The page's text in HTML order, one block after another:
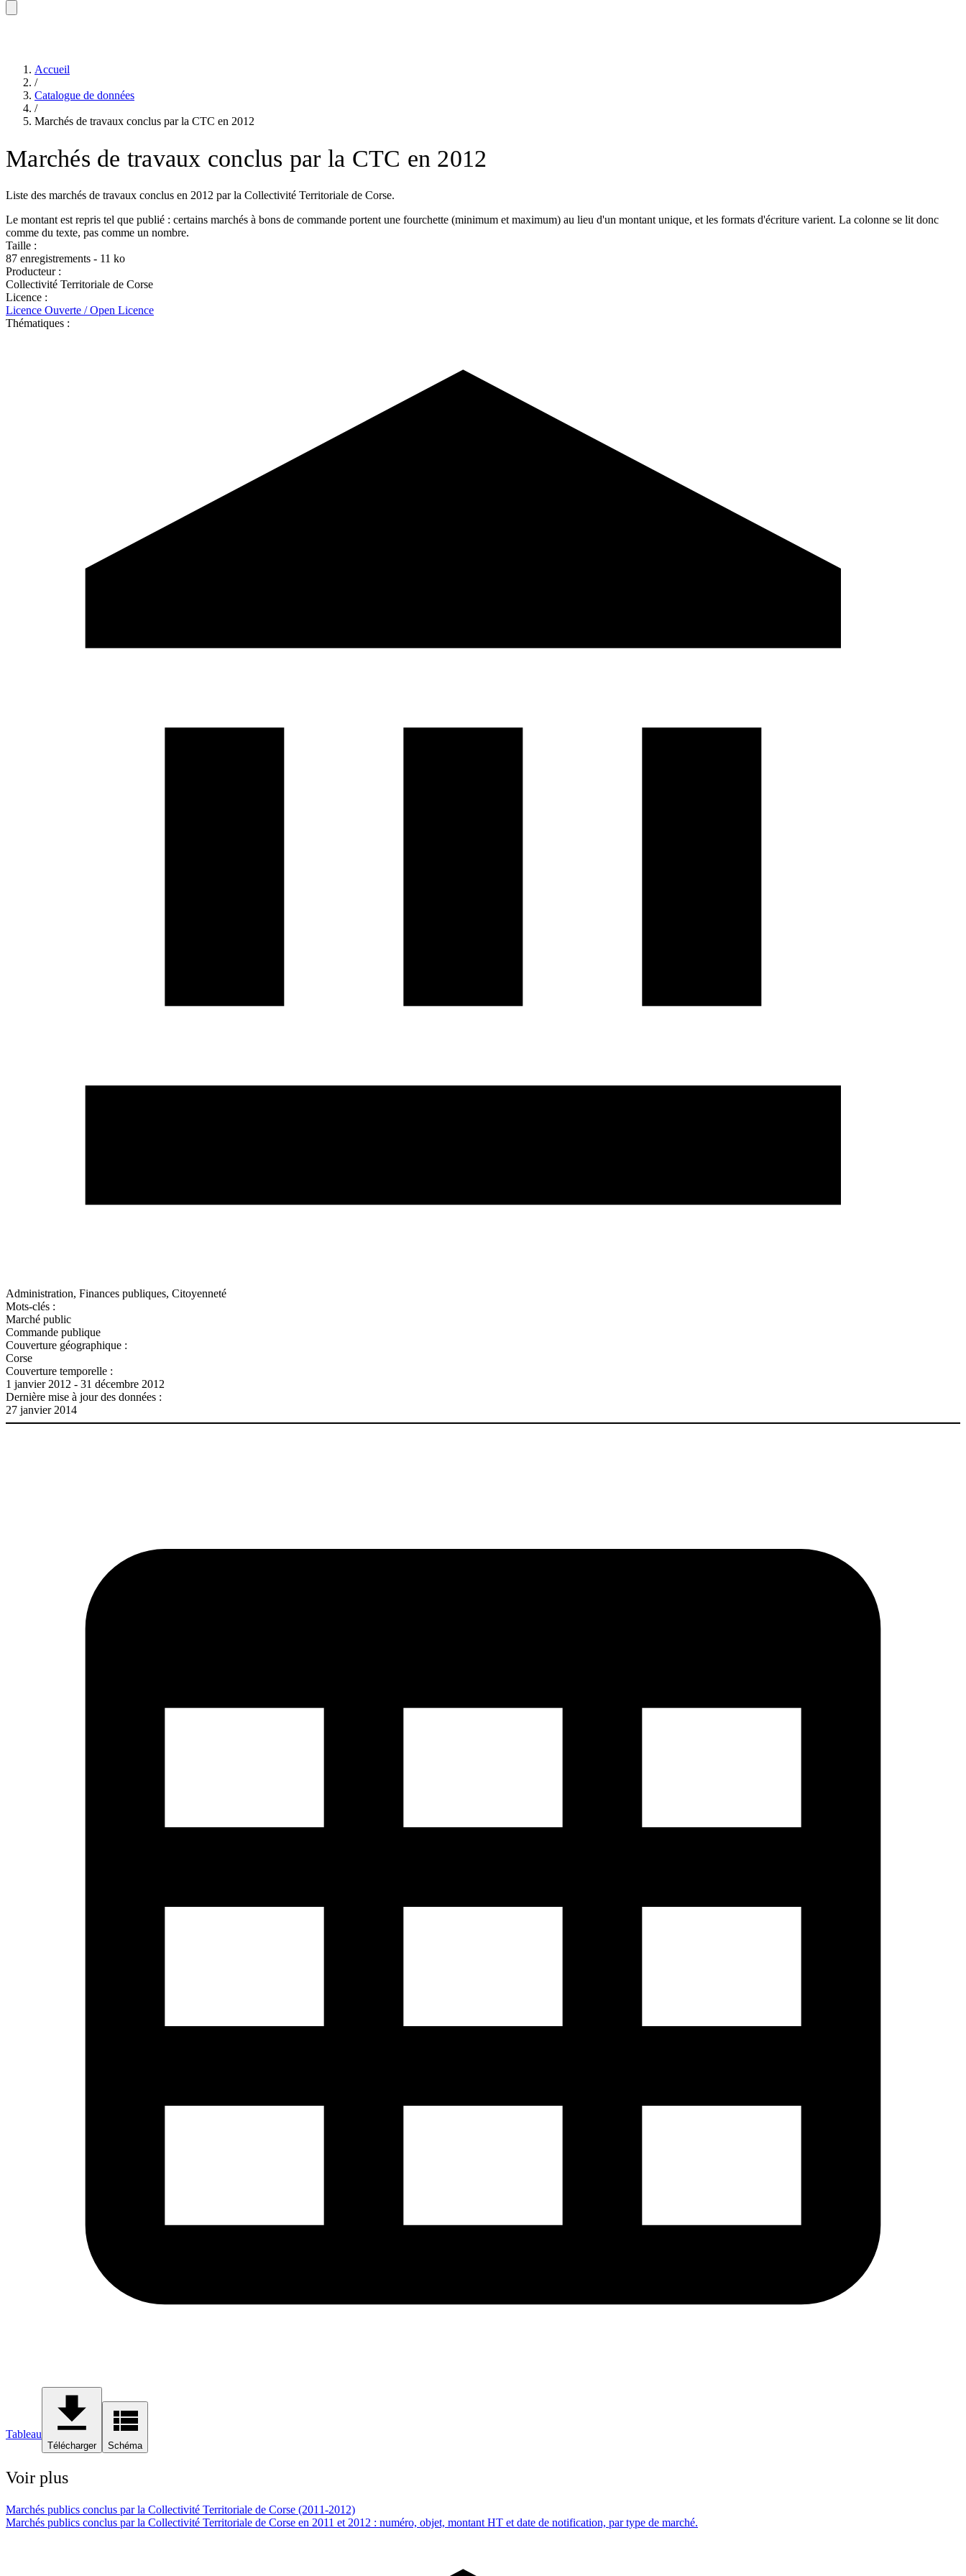
Accueil
/
Catalogue de données
/
Marchés de travaux conclus par la CTC en 2012
Marchés de travaux conclus par la CTC en 2012
Liste des marchés de travaux conclus en 2012 par la Collectivité Territoriale de Corse.
Le montant est repris tel que publié : certains marchés à bons de commande portent une fourchette (minimum et maximum) au lieu d'un montant unique, et les formats d'écriture varient. La colonne se lit donc
comme du texte, pas comme un nombre.
Taille :
87 enregistrements - 11 ko
Producteur :
Collectivité Territoriale de Corse
Licence :
Licence Ouverte / Open Licence
Thématiques :
Administration, Finances publiques, Citoyenneté
Mots-clés :
Marché public
Commande publique
Couverture géographique :
Corse
Couverture temporelle :
1 janvier 2012 - 31 décembre 2012
Dernière mise à jour des données :
27 janvier 2014
Tableau
Télécharger Schéma
Voir plus
Marchés publics conclus par la Collectivité Territoriale de Corse (2011-2012)
Marchés publics conclus par la Collectivité Territoriale de Corse en 2011 et 2012 : numéro, objet, montant HT et date de notification, par type de marché.